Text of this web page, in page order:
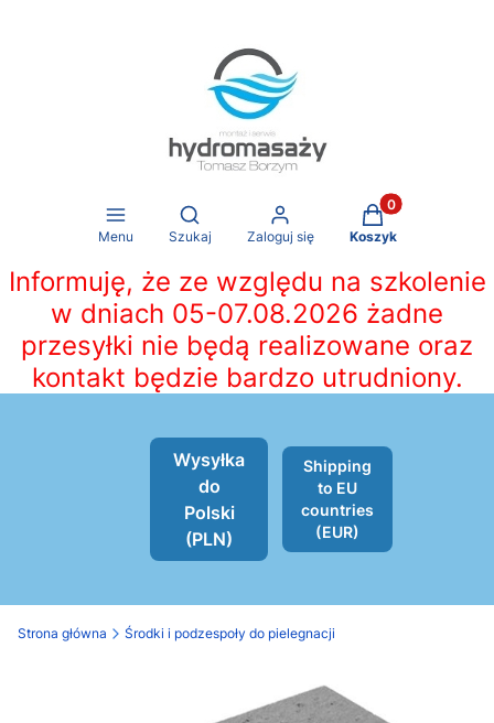
Menu
Otwórz wyszukiwarkę
Szukaj Zaloguj się
Produkty w
Koszyk
Informuję, że ze względu na szkolenie
w dniach 05-07.08.2026 żadne
przesyłki nie będą realizowane oraz
kontakt będzie bardzo utrudniony.
Wysyłka
do
Polski
(PLN)
Shipping
to EU
countries
(EUR)
Strona główna Środki i podzespoły do pielegnacji